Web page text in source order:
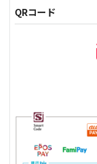
QRコード